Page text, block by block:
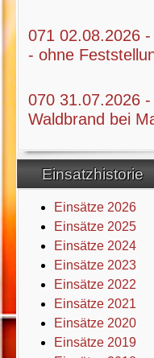
071 02.08.2026
- ohne
070 31.07.2026
Waldbrand bei
Einsatzhistorie
Einsätze 2026
Einsätze 2025
Einsätze 2024
Einsätze 2023
Einsätze 2022
Einsätze 2021
Einsätze 2020
Einsätze 2019